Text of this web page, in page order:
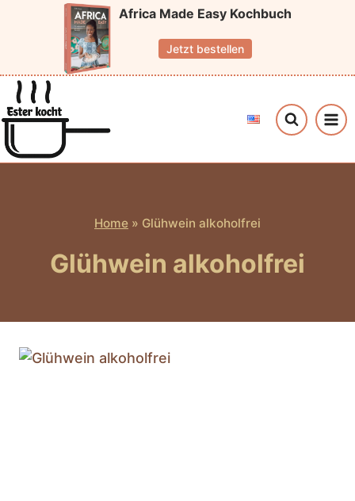
Africa Made Easy Kochbuch
Jetzt bestellen
Home » Glühwein alkoholfrei
Glühwein alkoholfrei